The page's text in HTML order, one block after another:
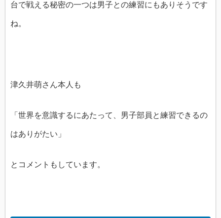
台で戦える秘密の一つは男子との練習にもありそうです
ね。
津久井萌さん本人も
「世界を意識するにあたって、男子部員と練習できるの
はありがたい」
とコメントもしています。